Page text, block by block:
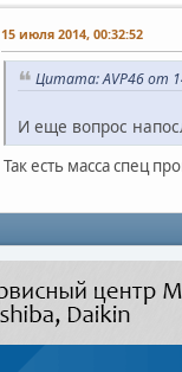
15 июля 2014, 00:32:52
Цитата: AVP46 от
И еще вопрос
Так есть масса спец